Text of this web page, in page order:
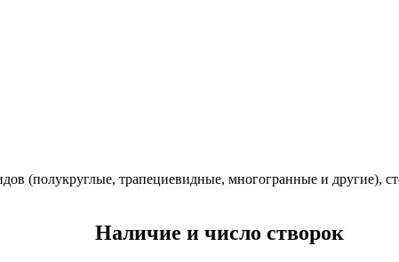
(полукруглые, трапециевидные, многогранные и другие),
Наличие и число створок